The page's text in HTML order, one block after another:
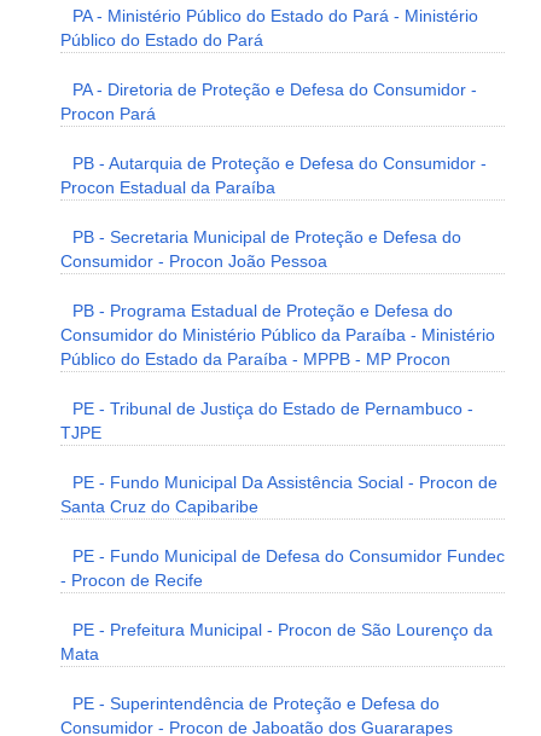
PA - Ministério Público do Estado do Pará - Ministério
Público do Estado do Pará
PA - Diretoria de Proteção e Defesa do Consumidor -
Procon Pará
PB - Autarquia de Proteção e Defesa do Consumidor -
Procon Estadual da Paraíba
PB - Secretaria Municipal de Proteção e Defesa do
Consumidor - Procon João Pessoa
PB - Programa Estadual de Proteção e Defesa do
Consumidor do Ministério Público da Paraíba - Ministério
Público do Estado da Paraíba - MPPB - MP Procon
PE - Tribunal de Justiça do Estado de Pernambuco -
TJPE
PE - Fundo Municipal Da Assistência Social - Procon de
Santa Cruz do Capibaribe
PE - Fundo Municipal de Defesa do Consumidor Fundec
- Procon de Recife
PE - Prefeitura Municipal - Procon de São Lourenço da
Mata
PE - Superintendência de Proteção e Defesa do
Consumidor - Procon de Jaboatão dos Guararapes